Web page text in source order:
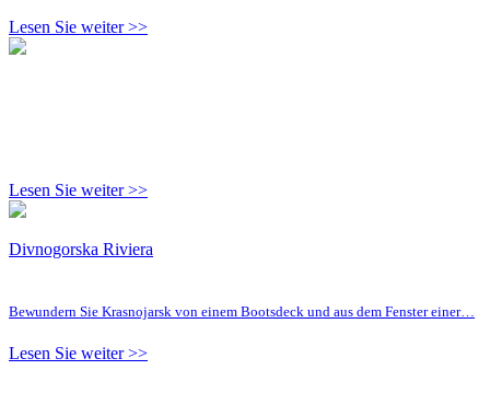
Lesen Sie weiter >>
Lesen Sie weiter >>
Divnogorska Riviera
Bewundern Sie Krasnojarsk von einem Bootsdeck und aus dem Fenster einer…
Lesen Sie weiter >>